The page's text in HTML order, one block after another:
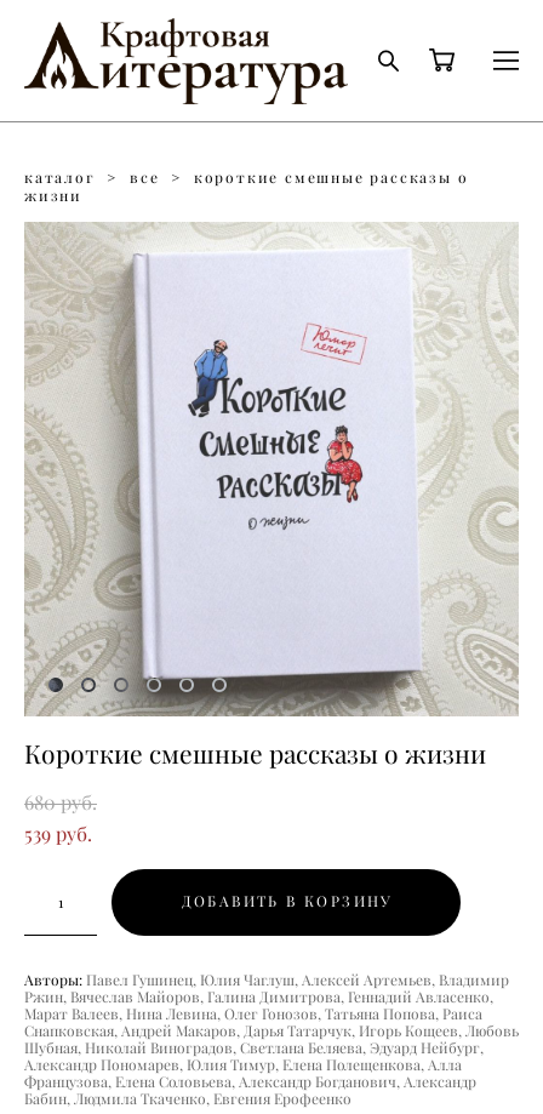
каталог > все >
короткие смешные рассказы о
жизни
Короткие смешные рассказы о жизни
680 pуб.
539 pуб.
ДОБАВИТЬ В КОРЗИНУ
Авторы: Павел Гушинец, Юлия Чаглуш, Алексей Артемьев, Владимир
Ржин, Вячеслав Майоров, Галина Димитрова, Геннадий Авласенко,
Марат Валеев, Нина Левина, Олег Гонозов, Татьяна Попова, Раиса
Снапковская, Андрей Макаров, Дарья Татарчук, Игорь Кощеев, Любовь
Шубная, Николай Виноградов, Светлана Беляева, Эдуард Нейбург,
Александр Пономарев, Юлия Тимур, Елена Полещенкова, Алла
Французова, Елена Соловьева, Александр Богданович, Александр
Бабин, Людмила Ткаченко, Евгения Ерофеенко